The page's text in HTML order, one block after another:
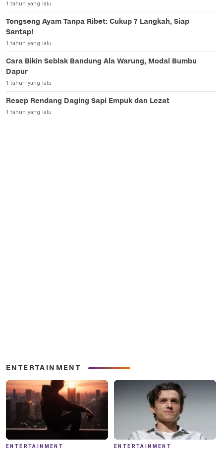
1 tahun yang lalu
Tongseng Ayam Tanpa Ribet: Cukup 7 Langkah, Siap
Santap!
1 tahun yang lalu
Cara Bikin Seblak Bandung Ala Warung, Modal Bumbu
Dapur
1 tahun yang lalu
Resep Rendang Daging Sapi Empuk dan Lezat
1 tahun yang lalu
ENTERTAINMENT
ENTERTAINMENT ENTERTAINMENT